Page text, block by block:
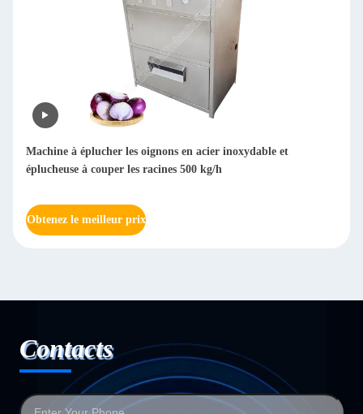
Machine industrielle de séparation d'ail sec avec fonction de
classement 800-1000 kg/h
Obtenez le meilleur prix
Contacts